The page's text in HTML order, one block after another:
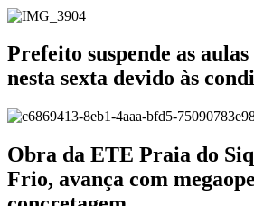
Prefeito suspende as
nesta sexta devido às
Obra da ETE Praia do
Frio, avança com